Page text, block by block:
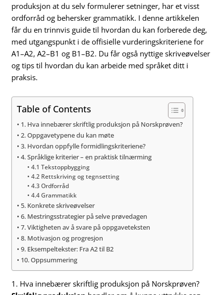
produksjon at du selv formulerer setninger, har et visst
ordforråd og behersker grammatikk. I denne artikkelen
får du en trinnvis guide til hvordan du kan forberede deg,
med utgangspunkt i de offisielle vurderingskriteriene for
A1–A2, A2–B1 og B1–B2. Du får også nyttige skriveøvelser
og tips til hvordan du kan arbeide med språket ditt i
praksis.
Table of Contents
1. Hva innebærer skriftlig produksjon på Norskprøven?
2. Oppgavetypene du kan møte
3. Hvordan oppfylle formidlingskriteriene?
4. Språklige kriterier – en praktisk tilnærming
4.1 Tekstoppbygging
4.2 Rettskriving og tegnsetting
4.3 Ordforråd
4.4 Grammatikk
5. Konkrete skriveøvelser
6. Mestringsstrategier på selve prøvedagen
7. Viktigheten av å svare på oppgaveteksten
8. Motivasjon og progresjon
9. Eksempeltekster: Fra A2 til B2
10. Oppsummering
1. Hva innebærer skriftlig produksjon på Norskprøven?